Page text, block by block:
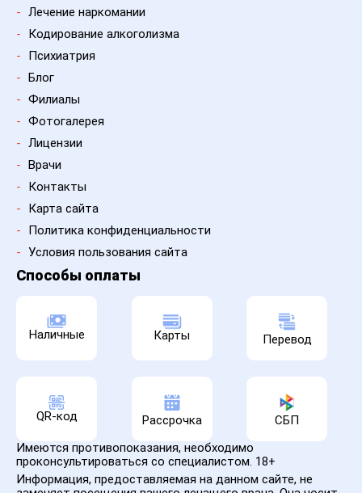
- Лечение наркомании
-
Кодирование алкоголизма
-
Психиатрия
- Блог
- Филиалы
- Фотогалерея
- Лицензии
- Врачи
-
Контакты
-
Карта сайта
-
Политика конфиденциальности
- Условия пользования сайта
Имеются противопоказания, необходимо
проконсультироваться со специалистом. 18+
Информация, предоставляемая на данном сайте, не
Способы оплаты
Наличные Карты Перевод
QR-код Рассрочка СБП